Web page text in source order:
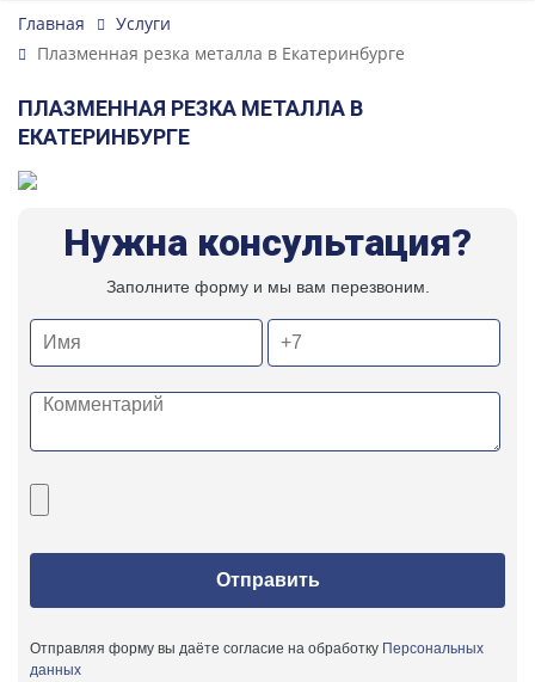
Главная
Услуги
Плазменная резка металла в Екатеринбурге
ПЛАЗМЕННАЯ РЕЗКА МЕТАЛЛА В
ЕКАТЕРИНБУРГЕ
Нужна консультация?
Заполните форму и мы вам перезвоним.
Отправляя форму вы даёте согласие на обработку Персональных
данных